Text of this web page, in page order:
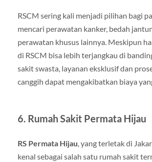
RSCM sering kali menjadi pilihan bagi
mencari perawatan kanker, bedah
perawatan khusus lainnya. Meskipun
di RSCM bisa lebih terjangkau di
sakit swasta, layanan eksklusif dan
canggih dapat mengakibatkan biaya
6. Rumah Sakit Permata Hijau
RS Permata Hijau, yang terletak di
kenal sebagai salah satu rumah sakit